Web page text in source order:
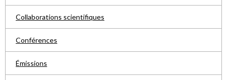
Collaborations scientifiques
Conférences
Émissions